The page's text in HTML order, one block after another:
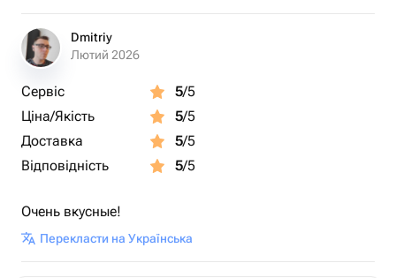
Dmitriy
Лютий 2026
Сервіс 5/5
Ціна/Якість
5/5
Доставка
5/5
Відповідність
5/5
Очень вкусные!
Перекласти на Українська